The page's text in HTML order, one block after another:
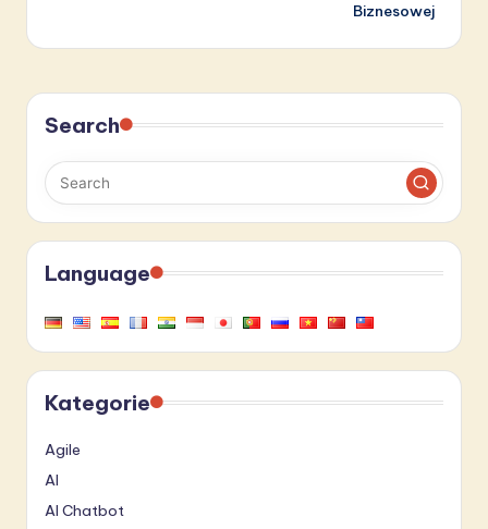
Biznesowej
Search
Language
Kategorie
Agile
AI
AI Chatbot